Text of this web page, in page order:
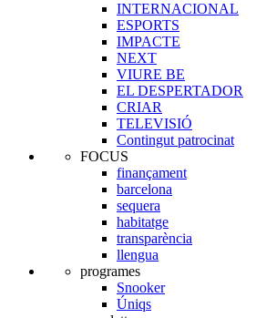
INTERNACIONAL
ESPORTS
IMPACTE
NEXT
VIURE BE
EL DESPERTADOR
CRIAR
TELEVISIÓ
Contingut patrocinat
FOCUS
finançament
barcelona
sequera
habitatge
transparència
llengua
programes
Snooker
Úniqs